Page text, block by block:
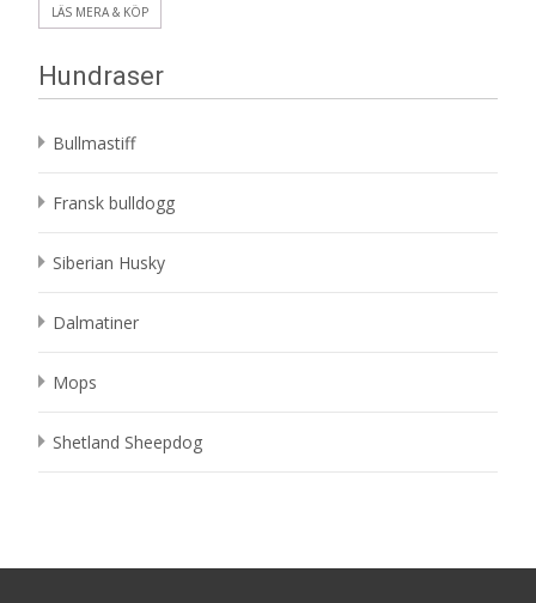
LÄS MERA & KÖP
Hundraser
Bullmastiff
Fransk bulldogg
Siberian Husky
Dalmatiner
Mops
Shetland Sheepdog